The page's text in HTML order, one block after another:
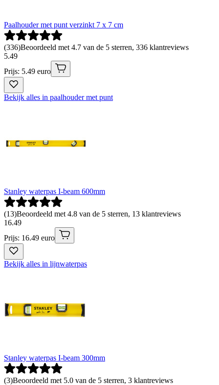
Paalhouder met punt verzinkt 7 x 7 cm
(336)Beoordeeld met 4.7 van de 5 sterren, 336 klantreviews
5.49
Prijs: 5.49 euro
Bekijk alles in paalhouder met punt
Stanley waterpas I-beam 600mm
(13)Beoordeeld met 4.8 van de 5 sterren, 13 klantreviews
16.49
Prijs: 16.49 euro
Bekijk alles in lijnwaterpas
Stanley waterpas I-beam 300mm
(3)Beoordeeld met 5.0 van de 5 sterren, 3 klantreviews